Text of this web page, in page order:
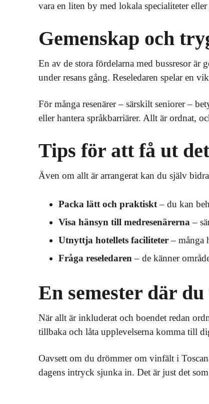
vara en liten by med lokala specialiteter
Gemenskap och
En av de stora fördelarna med bussresor är
under resans gång. Reseledaren spelar en
För många resenärer – särskilt seniorer –
eller hantera språkbarriärer. Allt är ordnat,
Tips för att få ut
Även om allt är arrangerat kan du själv
Packa lätt och praktiskt– du kan
Visa hänsyn till medresenärerna –
Utnyttja hotellets faciliteter– många
Fråga reseledaren – de känner
En semester där
När allt är inkluderat och boendet redan
tillbaka och låta upplevelserna komma till
Oavsett om du drömmer om vinfält i
dagens intryck sjunka in. Det är just det